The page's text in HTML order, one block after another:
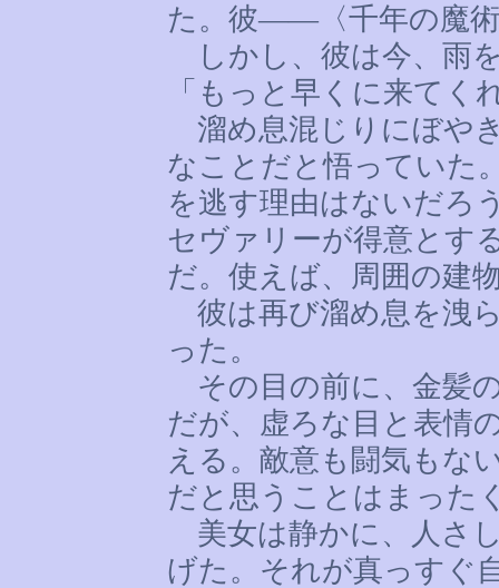
た。彼――〈千年の魔
しかし、彼は今、雨
「もっと早くに来てく
溜め息混じりにぼや
なことだと悟っていた
を逃す理由はないだろ
セヴァリーが得意とす
だ。使えば、周囲の建
彼は再び溜め息を洩
った。
その目の前に、金髪
だが、虚ろな目と表情
える。敵意も闘気もな
だと思うことはまった
美女は静かに、人さ
げた。それが真っすぐ